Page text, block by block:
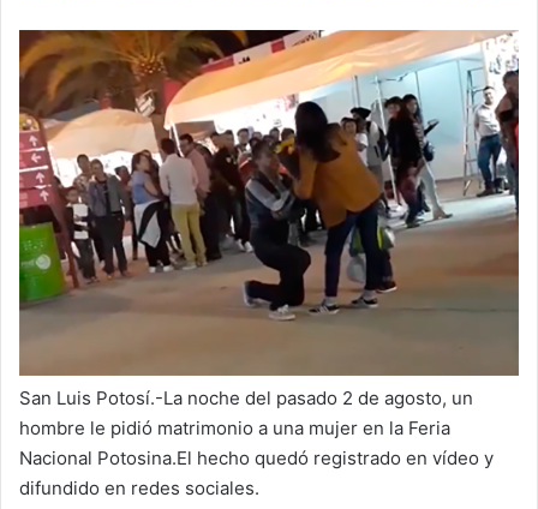
San Luis Potosí.-La noche del pasado 2 de agosto, un
hombre le pidió matrimonio a una mujer en la Feria
Nacional Potosina.El hecho quedó registrado en vídeo y
difundido en redes sociales.